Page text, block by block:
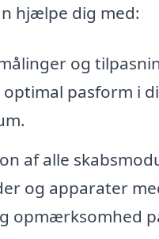
hjælpe dig med:
og
optimal pasform i
af alle
og apparater
opmærksomhed